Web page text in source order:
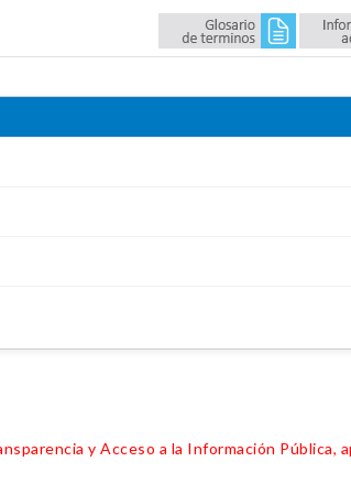
y Acceso a la Información Pública,